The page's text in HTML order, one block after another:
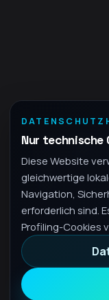
Nur technische
Diese Website
gleichwertige
Navigation,
erforderlich sind.
Profiling-Cookies